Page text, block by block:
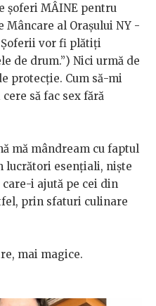
șoferi MÂINE pentru
al Orașului NY -
Șoferii vor fi plătiți
de drum.”) Nici urmă de
protecție. Cum să-mi
să fac sex fără
mă mândream cu faptul
lucrători esențiali, niște
i ajută pe cei din
prin sfaturi culinare
mai magice.